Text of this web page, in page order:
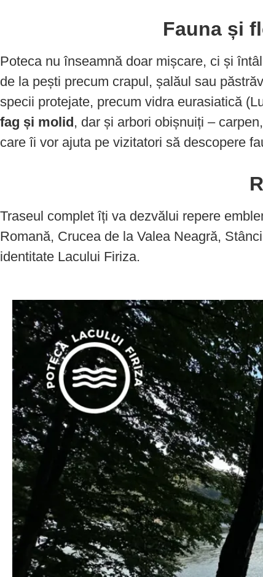
Fauna și
Poteca nu înseamnă doar mișcare, ci și
de la pești precum crapul, șalăul sau
specii protejate, precum vidra eurasiatică
fag și molid , dar și arbori obișnuiți –
care îi vor ajuta pe vizitatori să descopere
Traseul complet îți va dezvălui repere
Romană, Crucea de la Valea Neagră,
identitate Lacului Firiza.